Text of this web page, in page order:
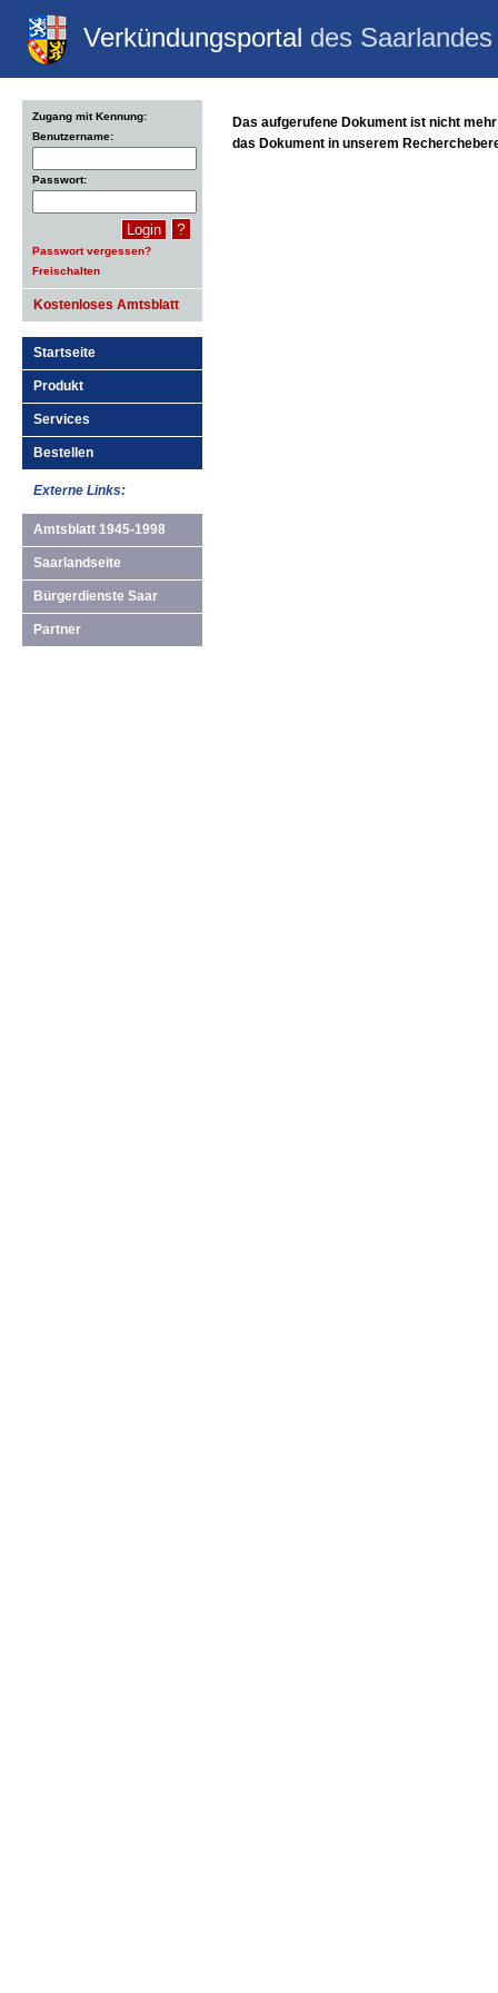
Verkündungsportal des Saarlandes
Zugang mit Kennung:
Benutzername:
Passwort:
?
Passwort vergessen?
Freischalten
Kostenloses Amtsblatt
Startseite
Produkt
Services
Bestellen
Externe Links:
Amtsblatt 1945-1998
Saarlandseite
Bürgerdienste Saar
Partner
Das aufgerufene Dokument ist nicht
das Dokument in unserem